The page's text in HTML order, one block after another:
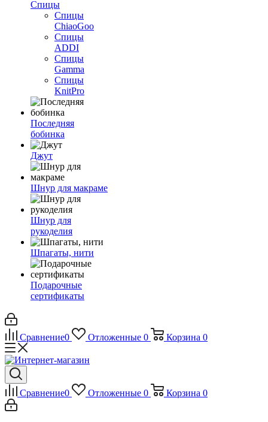
Спицы
Спицы
ChiaoGoo
Спицы
ADDI
Спицы
Gamma
Спицы
KnitPro
Последняя
бобинка
Джут
Шнур для макраме
Шнур для
рукоделия
Шпагаты, нити
Подарочные
сертификаты
Сравнение0 Отложенные 0 Корзина 0
Сравнение0 Отложенные 0 Корзина 0